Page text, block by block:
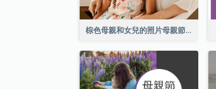
棕色母親和女兒的照片母親節的禮品卡